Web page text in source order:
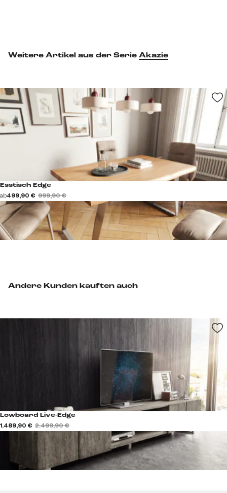
Andere Kunden kauften auch
Lowboard Live-Edge
1.489,90 € 2.499,90 €
Weitere Artikel aus der Serie Akazie
Esstisch Edge
ab499,90 € 999,90 €